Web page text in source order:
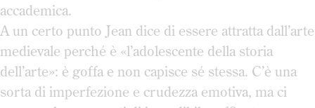
accademica.
A un certo punto Jean dice di essere attratta dall’arte
medievale perché è «l’adolescente della storia
dell’arte»: è goffa e non capisce sé stessa. C’è una
sorta di imperfezione e crudezza emotiva, ma ci